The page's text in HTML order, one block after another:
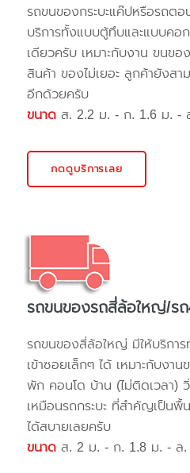
รถขนของกระบะแค๊ปหรือรถต
บริการทั้งแบบตู้ทึบและแบบคอ
เดียวครับ เหมาะกับงาน ขนข
สินค้า ของไม่เยอะ ลูกค้ายังส
อีกด้วยครับ
ขนาด ส. 2.2 ม. - ก. 1.6 ม. -
กดดูบริการเลย
รถขนของรถสี่ล้อใหญ่/ร
รถขนของสี่ล้อใหญ่ มีให้บริกา
เข้าซอยเล็กๆ ได้ เหมาะกับงา
พัก คอนโด บ้าน (ไม่ติดเวลา)
เหมือนรถกระบะ ที่สำคัญเป็นพื้
ได้สบายเลยครับ
ขนาด ส. 2 ม. - ก. 1.8 ม. - ล.